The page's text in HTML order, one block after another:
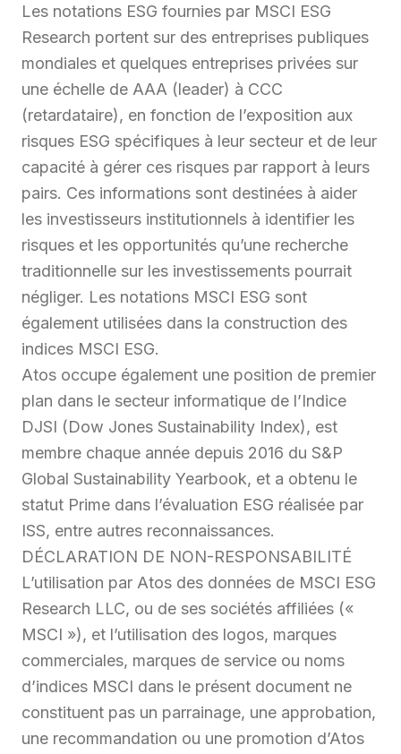
Les notations ESG fournies par MSCI ESG
Research portent sur des entreprises publiques
mondiales et quelques entreprises privées sur
une échelle de AAA (leader) à CCC
(retardataire), en fonction de l’exposition aux
risques ESG spécifiques à leur secteur et de leur
capacité à gérer ces risques par rapport à leurs
pairs. Ces informations sont destinées à aider
les investisseurs institutionnels à identifier les
risques et les opportunités qu’une recherche
traditionnelle sur les investissements pourrait
négliger. Les notations MSCI ESG sont
également utilisées dans la construction des
indices MSCI ESG.
Atos occupe également une position de premier
plan dans le secteur informatique de l’Indice
DJSI (Dow Jones Sustainability Index), est
membre chaque année depuis 2016 du S&P
Global Sustainability Yearbook, et a obtenu le
statut Prime dans l’évaluation ESG réalisée par
ISS, entre autres reconnaissances.
DÉCLARATION DE NON-RESPONSABILITÉ
L’utilisation par Atos des données de MSCI ESG
Research LLC, ou de ses sociétés affiliées («
MSCI »), et l’utilisation des logos, marques
commerciales, marques de service ou noms
d’indices MSCI dans le présent document ne
constituent pas un parrainage, une approbation,
une recommandation ou une promotion d’Atos